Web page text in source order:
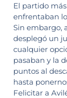
El partido
enfrentaban
Sin embargo,
desplegó un
cualquier
pasaban y la
puntos al
hasta
Felicitar a